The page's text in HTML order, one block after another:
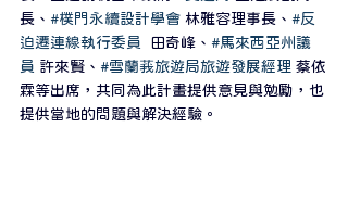
長、 #樸門永續設計學會 林雅容理事長、 #反
迫遷連線執行委員
  田奇峰、
#馬來西亞州議
員 許來賢、 #雪蘭莪旅遊局旅遊發展經理 蔡依
霖等出席，共同為此計畫提供意見與勉勵，也
提供當地的問題與解決經驗。